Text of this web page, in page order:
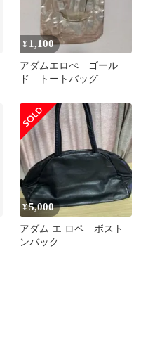
¥ 1,100
アダムエロぺ ゴール
ド トートバッグ
¥5,000
アダム エ ロペ ボスト
ンバック